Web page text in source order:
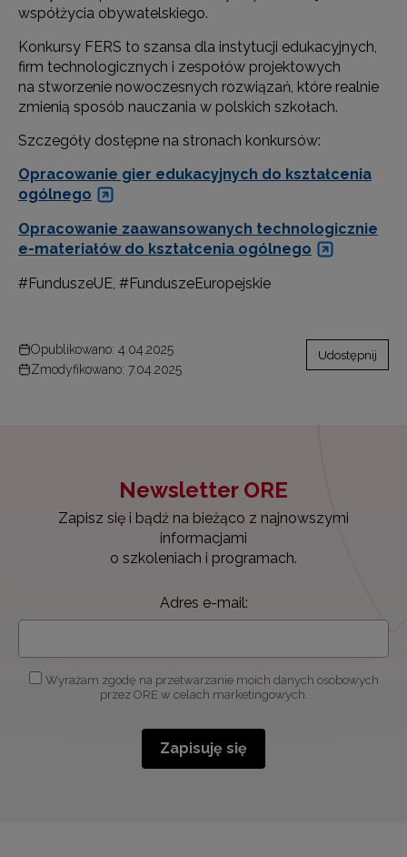
współżycia obywatelskiego.
Konkursy FERS to szansa dla instytucji edukacyjnych,
firm technologicznych i zespołów projektowych
na stworzenie nowoczesnych rozwiązań, które realnie
zmienią sposób nauczania w polskich szkołach.
Szczegóły dostępne na stronach konkursów:
Opracowanie gier edukacyjnych do kształcenia
ogólnego
Opracowanie zaawansowanych technologicznie
e-materiałów do kształcenia ogólnego
#FunduszeUE, #FunduszeEuropejskie
Opublikowano: 4.04.2025
Zmodyfikowano: 7.04.2025
Udostępnij
Newsletter ORE
Zapisz się i bądź na bieżąco z najnowszymi
informacjami
o szkoleniach i programach.
Adres e-mail:
Wyrażam zgodę na przetwarzanie moich danych osobowych
przez ORE w celach marketingowych.
Zapisuję się